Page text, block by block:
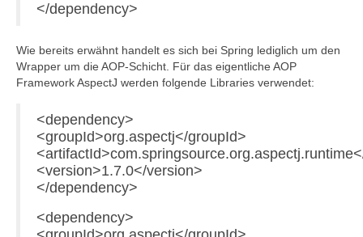
</dependency>
Wie bereits erwähnt handelt es sich bei Spring lediglich um den
Wrapper um die AOP-Schicht. Für das eigentliche AOP
Framework AspectJ werden folgende Libraries verwendet:
<dependency>
<groupId>org.aspectj</groupId>
<version>1.7.0</version>
</dependency>
<dependency>